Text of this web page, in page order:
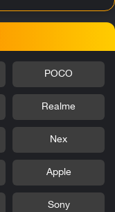
POCO
Realme
Nex
Apple
Sony